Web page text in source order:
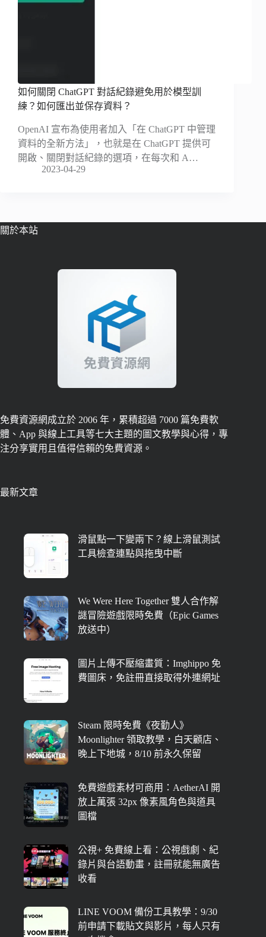
如何關閉 ChatGPT 對話紀錄避免用於模型訓
練？如何匯出並保存資料？
OpenAI 宣布為使用者加入「在 ChatGPT 中管理
資料的全新方法」，也就是在 ChatGPT 提供可
開啟、關閉對話紀錄的選項，在每次和 A…
2023-04-29
關於本站
免費資源網成立於 2006 年，累積超過 7000 篇免費軟
體、App 與線上工具等七大主題的圖文教學與心得，專
注分享實用且值得信賴的免費資源。
最新文章
滑鼠點一下變兩下？線上滑鼠測試
工具檢查連點與拖曳中斷
We Were Here Together 雙人合作解
謎冒險遊戲限時免費（Epic Games
放送中）
圖片上傳不壓縮畫質：Imghippo 免
費圖床，免註冊直接取得外連網址
Steam 限時免費《夜勤人》
Moonlighter 領取教學，白天顧店、
晚上下地城，8/10 前永久保留
免費遊戲素材可商用：AetherAI 開
放上萬張 32px 像素風角色與道具
圖檔
公視+ 免費線上看：公視戲劇、紀
錄片與台語動畫，註冊就能無廣告
收看
LINE VOOM 備份工具教學：9/30
前申請下載貼文與影片，每人只有